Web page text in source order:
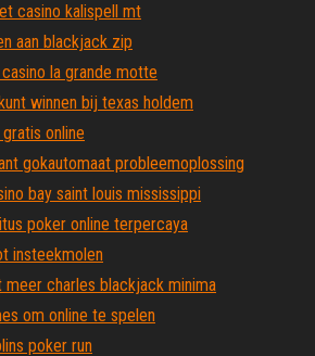
casino kalispell mt
aan blackjack zip
la grande motte
winnen bij texas holdem
online
gokautomaat probleemoplossing
bay saint louis mississippi
poker online terpercaya
insteekmolen
meer charles blackjack minima
om online te spelen
poker run